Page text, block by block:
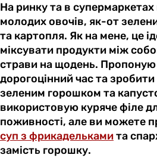
На ринку та в
молодих овочів, як-от
та картопля. Як на мене, це
міксувати продукти між
страви на щодень. Пропоную
дорогоцінний час та зробити
зеленим горошком та
використовую куряче філе
поживності, але ви можете
суп з фрикаделькамита
замість горошку.